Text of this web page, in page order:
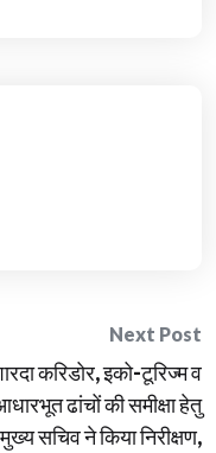
Next Post
करिडोर, इको-टूरिज्म व
ढांचों की समीक्षा हेतु
मुख्य सचिव ने किया निरीक्षण,